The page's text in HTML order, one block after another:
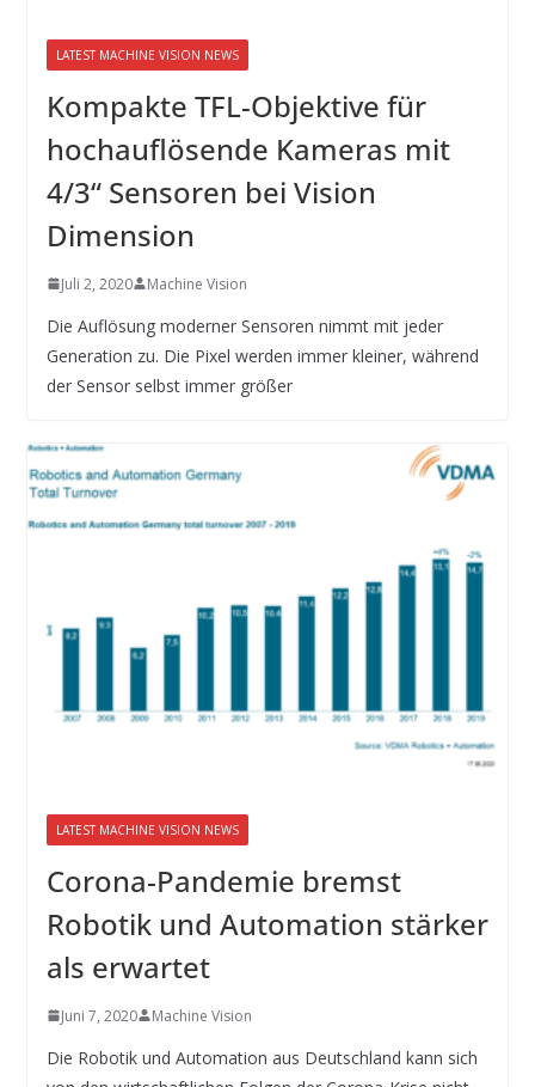
LATEST MACHINE VISION NEWS
Kompakte TFL-Objektive für
hochauflösende Kameras mit
4/3“ Sensoren bei Vision
Dimension
Juli 2, 2020 Machine Vision
Die Auflösung moderner Sensoren nimmt mit jeder
Generation zu. Die Pixel werden immer kleiner, während
der Sensor selbst immer größer
LATEST MACHINE VISION NEWS
Corona-Pandemie bremst
Robotik und Automation stärker
als erwartet
Juni 7, 2020 Machine Vision
Die Robotik und Automation aus Deutschland kann sich